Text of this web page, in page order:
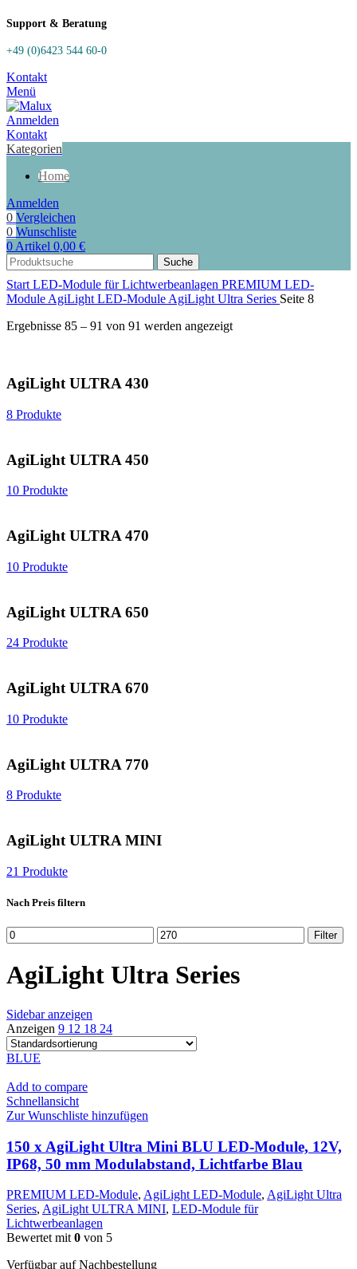
Support & Beratung
+49 (0)6423 544 60-0
Kontakt
Menü
Anmelden
Kontakt
Kategorien
Home
Anmelden
0 Vergleichen
0 Wunschliste
0 Artikel 0,00 €
Suche
Start LED-Module für Lichtwerbeanlagen PREMIUM LED-
Module AgiLight LED-Module AgiLight Ultra Series Seite 8
Ergebnisse 85 – 91 von 91 werden angezeigt
AgiLight ULTRA 430
8 Produkte
AgiLight ULTRA 450
10 Produkte
AgiLight ULTRA 470
10 Produkte
AgiLight ULTRA 650
24 Produkte
AgiLight ULTRA 670
10 Produkte
AgiLight ULTRA 770
8 Produkte
AgiLight ULTRA MINI
21 Produkte
Nach Preis filtern
Min.
Preis
Max.
Preis
Filter
AgiLight Ultra Series
Sidebar anzeigen
Anzeigen 9 12 18 24
BLUE
Add to compare
Schnellansicht
Zur Wunschliste hinzufügen
150 x AgiLight Ultra Mini BLU LED-Module, 12V,
IP68, 50 mm Modulabstand, Lichtfarbe Blau
PREMIUM LED-Module, AgiLight LED-Module, AgiLight Ultra
Series, AgiLight ULTRA MINI, LED-Module für
Lichtwerbeanlagen
Bewertet mit 0 von 5
Verfügbar auf Nachbestellung